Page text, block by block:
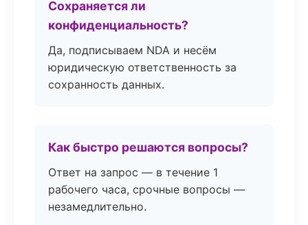
Сохраняется ли
конфиденциальность?
Да, подписываем NDA и несём
юридическую ответственность за
сохранность данных.
Как быстро решаются вопросы?
Ответ на запрос — в течение 1
рабочего часа, срочные вопросы —
незамедлительно.